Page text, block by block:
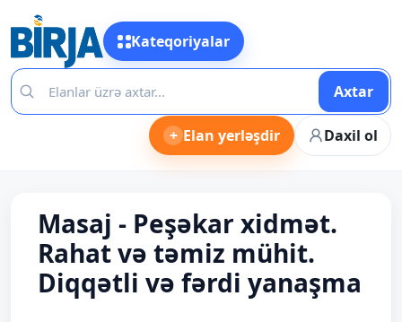
Kateqoriyalar
Axtar
+ Elan yerləşdir Daxil ol
Masaj - Peşəkar xidmət.
Rahat və təmiz mühit.
Diqqətli və fərdi yanaşma